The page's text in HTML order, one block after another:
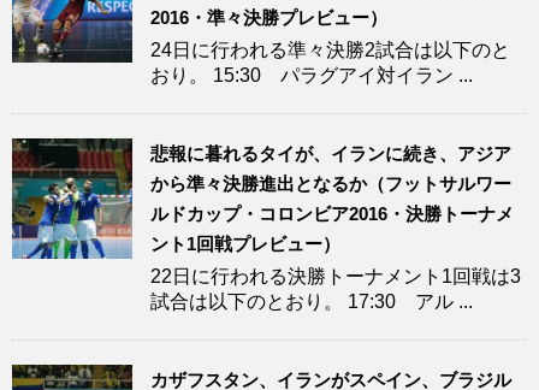
2016・準々決勝プレビュー）
24日に行われる準々決勝2試合は以下のと
おり。 15:30 パラグアイ対イラン ...
悲報に暮れるタイが、イランに続き、アジア
から準々決勝進出となるか（フットサルワー
ルドカップ・コロンビア2016・決勝トーナメ
ント1回戦プレビュー）
22日に行われる決勝トーナメント1回戦は3
試合は以下のとおり。 17:30 アル ...
カザフスタン、イランがスペイン、ブラジル